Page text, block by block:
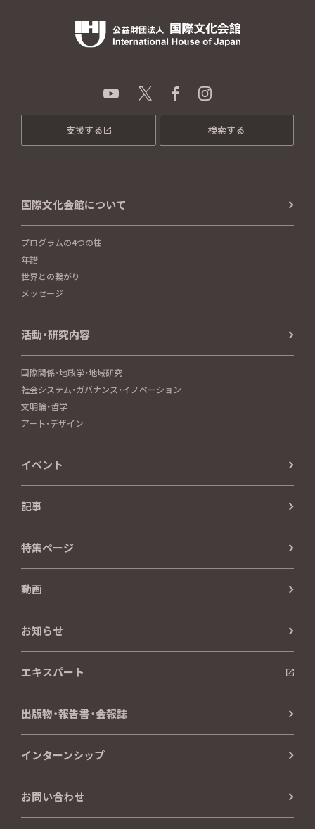
支援する 検索する
国際文化会館について
プログラムの4つの柱
年譜
世界との繋がり
メッセージ
活動・研究内容
国際関係・地政学・地域研究
社会システム・ガバナンス・イノベーション
文明論・哲学
アート・デザイン
イベント
記事
特集ページ
動画
お知らせ
エキスパート
出版物・報告書・会報誌
インターンシップ
お問い合わせ